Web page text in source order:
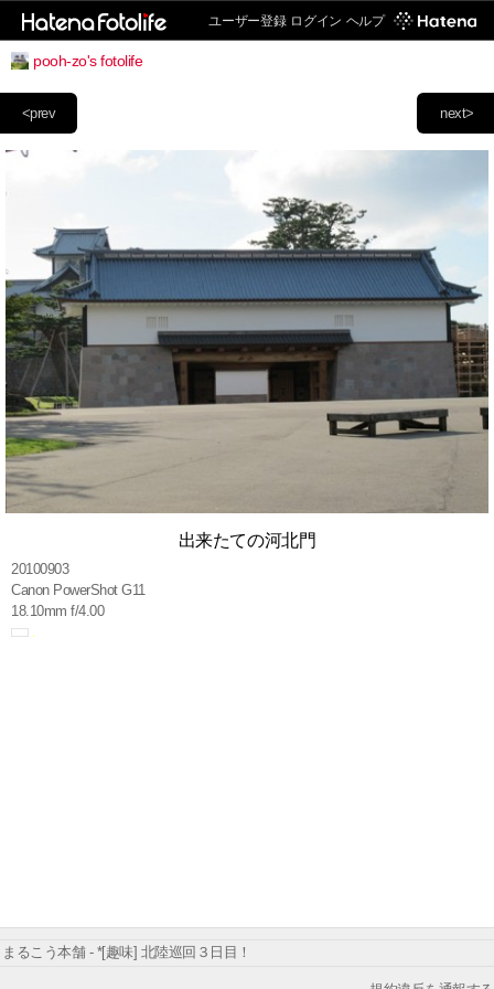
ユーザー登録 ログイン ヘルプ
pooh-zo's fotolife
next>
<prev
出来たての河北門
20100903
Canon PowerShot G11
18.10mm f/4.00
まるこう本舗 - *[趣味] 北陸巡回３日目！